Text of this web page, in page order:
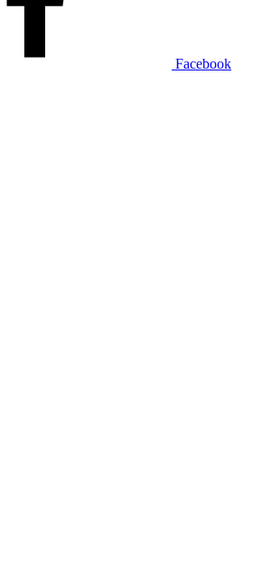
Facebook